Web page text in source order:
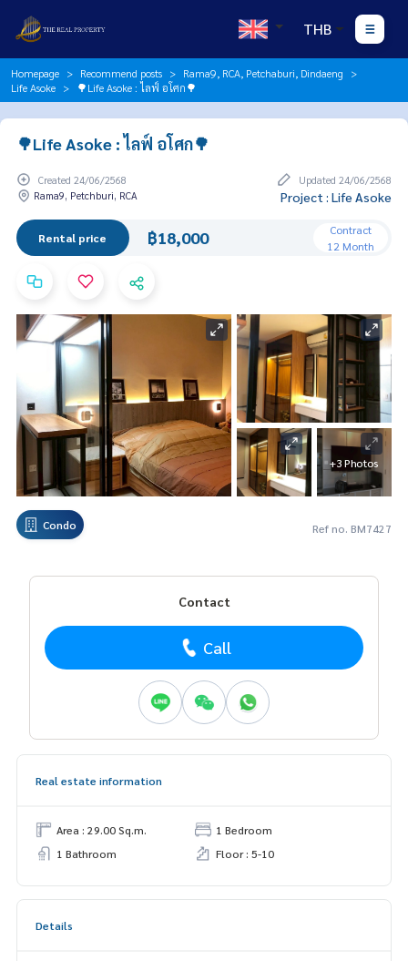
THB
Homepage Recommend posts
Rama9, RCA, Petchaburi, Dindaeng
Life Asoke
🌳Life Asoke : ไลฟ์ อโศก🌳
🌳Life Asoke : ไลฟ์ อโศก🌳
Created 24/06/2568
Updated 24/06/2568
Rama9, Petchburi, RCA
Project : Life Asoke
Rental price ฿18,000
Contract
12 Month
+3 Photos
Condo Ref no. BM7427
Contact
Call
Real estate information
Area : 29.00 Sq.m.
1 Bedroom
1 Bathroom
Floor : 5-10
Details